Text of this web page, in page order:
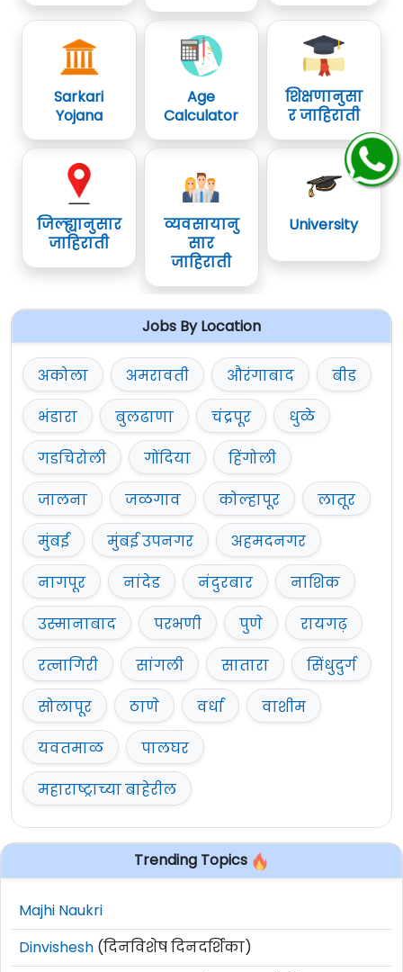
Sarkari
Yojana
Age
Calculator
शिक्षणानुसा
र जाहिराती
जिल्ह्यानुसार
जाहिराती
व्यवसायानु
सार
जाहिराती
University
Jobs By Location
अकोला अमरावती औरंगाबाद
बीड
भंडारा
बुलढाणा चंद्रपूर
धुळे
गडचिरोली
गोंदिया
हिंगोली
जालना
जळगाव कोल्हापूर
लातूर
मुंबई
मुंबई उपनगर
अहमदनगर
नागपूर
नांदेड नंदुरबार
नाशिक
उस्मानाबाद
परभणी पुणे
रायगढ़
रत्नागिरी
सांगली सातारा
सिंधुदुर्ग
सोलापूर
ठाणे वर्धा
वाशीम
यवतमाळ
पालघर
महाराष्ट्राच्या बाहेरील
Trending Topics
Majhi Naukri
Dinvishesh (दिनविशेष दिनदर्शिका)